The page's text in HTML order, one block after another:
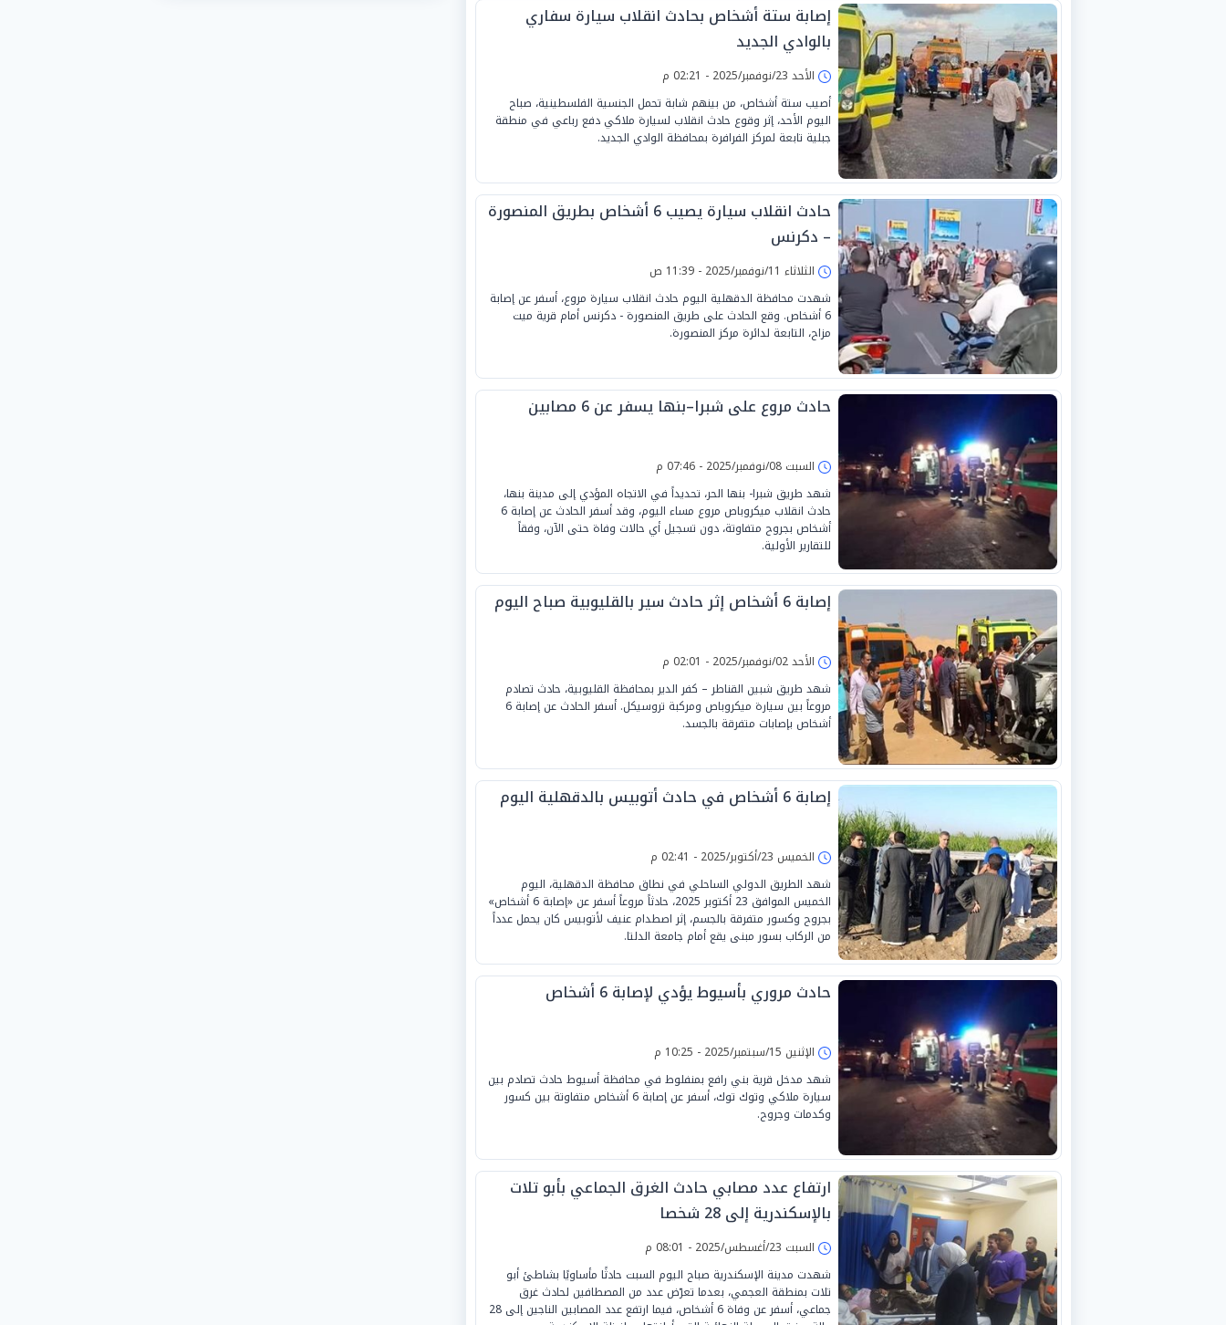
إصابة ستة أشخاص بحادث انقلاب سيارة سفاري
بالوادي الجديد
الأحد 23/نوفمبر/2025 - 02:21 م
أصيب ستة أشخاص، من بينهم شابة تحمل الجنسية الفلسطينية، صباح
اليوم الأحد، إثر وقوع حادث انقلاب لسيارة ملاكي دفع رباعي في منطقة
جبلية تابعة لمركز الفرافرة بمحافظة الوادي الجديد.
حادث انقلاب سيارة يصيب 6 أشخاص بطريق المنصورة
– دكرنس
الثلاثاء 11/نوفمبر/2025 - 11:39 ص
شهدت محافظة الدقهلية اليوم حادث انقلاب سيارة مروع، أسفر عن إصابة
6 أشخاص. وقع الحادث على طريق المنصورة - دكرنس أمام قرية ميت
مزاح، التابعة لدائرة مركز المنصورة.
حادث مروع على شبرا–بنها يسفر عن 6 مصابين
السبت 08/نوفمبر/2025 - 07:46 م
شهد طريق شبرا- بنها الحر، تحديداً في الاتجاه المؤدي إلى مدينة بنها،
حادث انقلاب ميكروباص مروع مساء اليوم، وقد أسفر الحادث عن إصابة 6
أشخاص بجروح متفاوتة، دون تسجيل أي حالات وفاة حتى الآن، وفقاً
للتقارير الأولية.
إصابة 6 أشخاص إثر حادث سير بالقليوبية صباح اليوم
الأحد 02/نوفمبر/2025 - 02:01 م
شهد طريق شبين القناطر – كفر الدير بمحافظة القليوبية، حادث تصادم
مروعاً بين سيارة ميكروباص ومركبة تروسيكل. أسفر الحادث عن إصابة 6
أشخاص بإصابات متفرقة بالجسد.
إصابة 6 أشخاص في حادث أتوبيس بالدقهلية اليوم
الخميس 23/أكتوبر/2025 - 02:41 م
شهد الطريق الدولي الساحلي في نطاق محافظة الدقهلية، اليوم
الخميس الموافق 23 أكتوبر 2025، حادثاً مروعاً أسفر عن «إصابة 6 أشخاص»
بجروح وكسور متفرقة بالجسم، إثر اصطدام عنيف لأتوبيس كان يحمل عدداً
من الركاب بسور مبنى يقع أمام جامعة الدلتا.
حادث مروري بأسيوط يؤدي لإصابة 6 أشخاص
الإثنين 15/سبتمبر/2025 - 10:25 م
شهد مدخل قرية بني رافع بمنفلوط في محافظة أسيوط حادث تصادم بين
سيارة ملاكي وتوك توك، أسفر عن إصابة 6 أشخاص متفاوتة بين كسور
وكدمات وجروح.
ارتفاع عدد مصابي حادث الغرق الجماعي بأبو تلات
بالإسكندرية إلى 28 شخصا
السبت 23/أغسطس/2025 - 08:01 م
شهدت مدينة الإسكندرية صباح اليوم السبت حادثًا مأساويًا بشاطئ أبو
تلات بمنطقة العجمي، بعدما تعرّض عدد من المصطافين لحادث غرق
جماعي، أسفر عن وفاة 6 أشخاص، فيما ارتفع عدد المصابين الناجين إلى 28